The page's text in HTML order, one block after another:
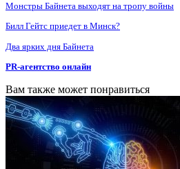
Монстры Байнета выходят на тропу войны
Билл Гейтс приедет в Минск?
Два ярких дня Байнета
PR-агентство онлайн
Вам также может понравиться